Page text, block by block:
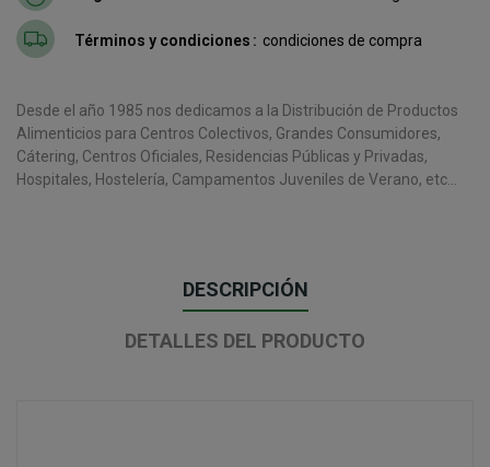
Términos y condiciones condiciones de compra
Desde el año 1985 nos dedicamos a la Distribución de Productos
Alimenticios para Centros Colectivos, Grandes Consumidores,
Cátering, Centros Oficiales, Residencias Públicas y Privadas,
Hospitales, Hostelería, Campamentos Juveniles de Verano, etc...
DESCRIPCIÓN
DETALLES DEL PRODUCTO